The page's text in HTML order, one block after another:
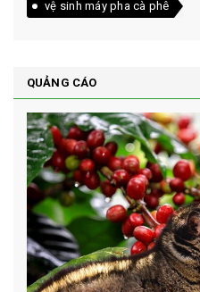
vệ sinh máy pha cà phê
QUẢNG CÁO